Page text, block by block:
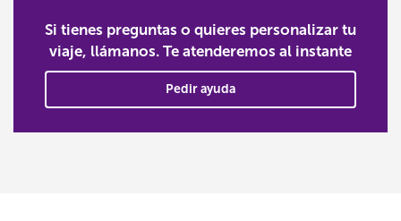
Si tienes preguntas o quieres personalizar tu
viaje, llámanos. Te atenderemos al instante
Pedir ayuda